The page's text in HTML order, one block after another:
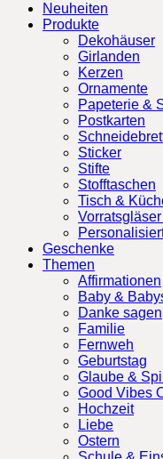
Neuheiten
Produkte
Dekohäuser
Girlanden
Kerzen
Ornamente
Papeterie &
Postkarten
Sticker
Stifte
Stofftaschen
Tisch &
Geschenke
Themen
Affirmationen
Baby &
Danke sagen
Familie
Fernweh
Geburtstag
Glaube &
Good Vibes
Hochzeit
Liebe
Ostern